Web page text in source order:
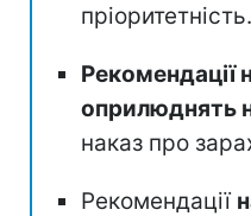
пріоритетність.
оприлюднять
наказ про
Рекомендації